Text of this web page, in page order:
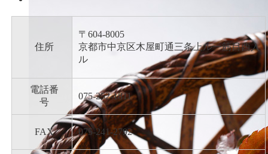
住所
〒604-8005
京都市中京区木屋町通三条上ル一筋目西入
ル
電話番
号
075-252-1811
FAX 075-241-2792